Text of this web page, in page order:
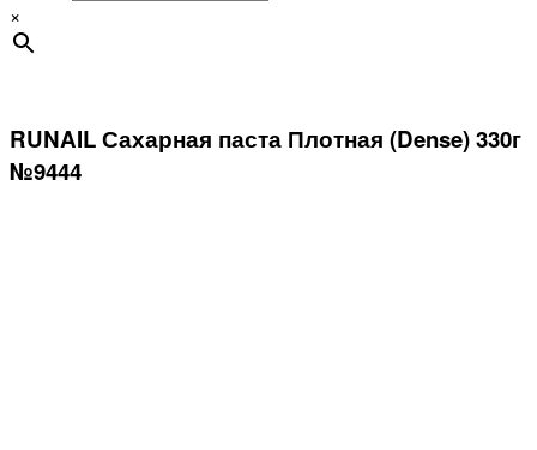
×
RUNAIL Сахарная паста Плотная (Dense) 330г
№9444